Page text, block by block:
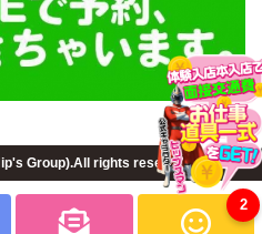
2
Group).All rights reserved.